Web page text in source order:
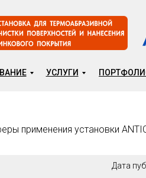
УСЛУГИ
применения установки
Дата